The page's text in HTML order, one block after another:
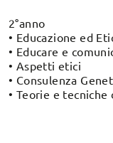
2°anno
• Educazione ed
• Educare e
• Aspetti etici
• Consulenza
• Teorie e tecniche